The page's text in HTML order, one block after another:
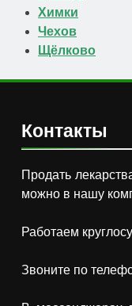
Химки
Чехов
Щёлково
Контакты
Продать
можно в нашу
Работаем
Звоните по